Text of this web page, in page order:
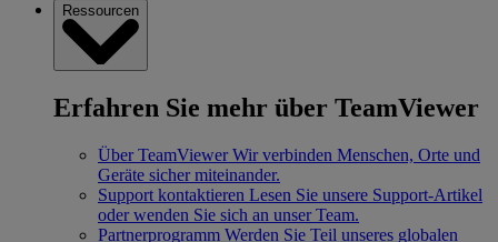
Ressourcen
Erfahren Sie mehr über TeamViewer
Über TeamViewer Wir verbinden Menschen, Orte und
Geräte sicher miteinander.
Support kontaktieren Lesen Sie unsere Support-Artikel
oder wenden Sie sich an unser Team.
Partnerprogramm Werden Sie Teil unseres globalen